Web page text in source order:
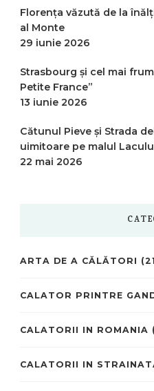
Florența văzută de la
al Monte
29 iunie 2026
Strasbourg și cel mai
Petite France”
13 iunie 2026
Cătunul Pieve și Strada
uimitoare pe malul
22 mai 2026
ARTA DE A CĂLĂTORI
CALATOR PRINTRE
CALATORII IN ROMANIA
CALATORII IN